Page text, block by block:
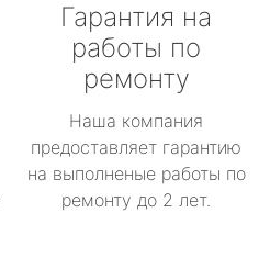
Гарантия на
работы по
ремонту
Наша компания
предоставляет гарантию
на выполненые работы по
ремонту до 2 лет.